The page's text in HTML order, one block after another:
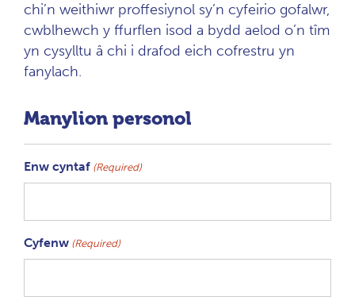
chi’n weithiwr proffesiynol sy’n cyfeirio gofalwr,
cwblhewch y ffurflen isod a bydd aelod o’n tîm
yn cysylltu â chi i drafod eich cofrestru yn
fanylach.
Manylion personol
Enw cyntaf (Required)
Cyfenw (Required)